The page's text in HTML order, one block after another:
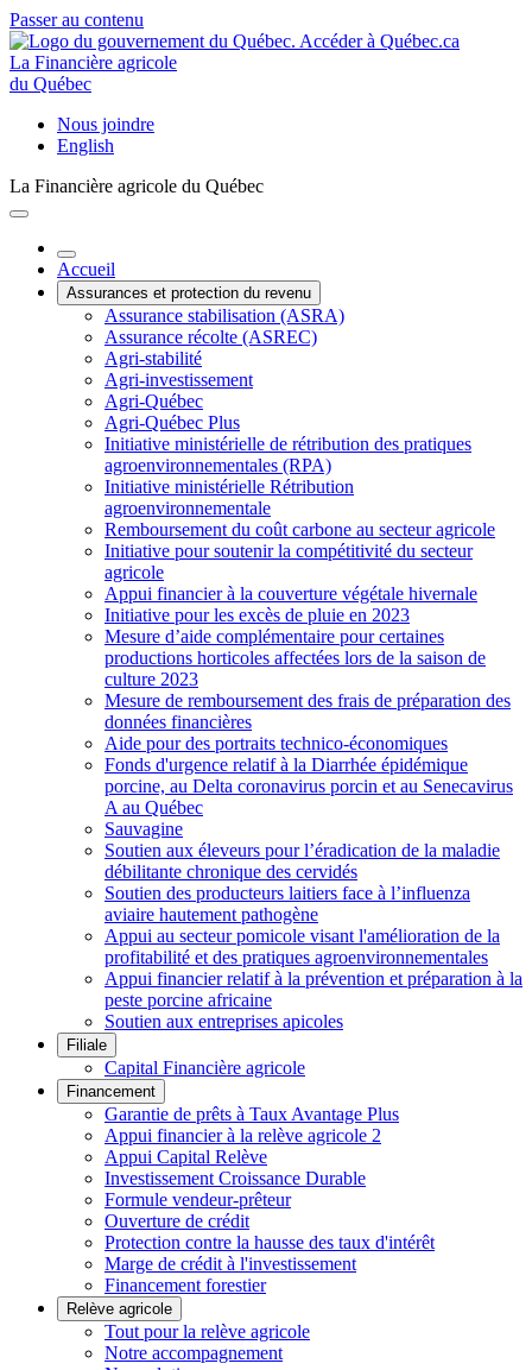
Passer au contenu
La Financière agricole
du Québec
Nous joindre
English
La Financière agricole du Québec
Accueil
Assurances et protection du revenu
Assurance stabilisation (ASRA)
Assurance récolte (ASREC)
Agri-stabilité
Agri-investissement
Agri-Québec
Agri-Québec Plus
Initiative ministérielle de rétribution des pratiques
agroenvironnementales (RPA)
Initiative ministérielle Rétribution
agroenvironnementale
Remboursement du coût carbone au secteur agricole
Initiative pour soutenir la compétitivité du secteur
agricole
Appui financier à la couverture végétale hivernale
Initiative pour les excès de pluie en 2023
Mesure d’aide complémentaire pour certaines
productions horticoles affectées lors de la saison de
culture 2023
Mesure de remboursement des frais de préparation des
données financières
Aide pour des portraits technico-économiques
Fonds d'urgence relatif à la Diarrhée épidémique
porcine, au Delta coronavirus porcin et au Senecavirus
A au Québec
Sauvagine
Soutien aux éleveurs pour l’éradication de la maladie
débilitante chronique des cervidés
Soutien des producteurs laitiers face à l’influenza
aviaire hautement pathogène
Appui au secteur pomicole visant l'amélioration de la
profitabilité et des pratiques agroenvironnementales
Appui financier relatif à la prévention et préparation à la
peste porcine africaine
Soutien aux entreprises apicoles
Filiale
Capital Financière agricole
Financement
Garantie de prêts à Taux Avantage Plus
Appui financier à la relève agricole 2
Appui Capital Relève
Investissement Croissance Durable
Formule vendeur-prêteur
Ouverture de crédit
Protection contre la hausse des taux d'intérêt
Marge de crédit à l'investissement
Financement forestier
Relève agricole
Tout pour la relève agricole
Notre accompagnement